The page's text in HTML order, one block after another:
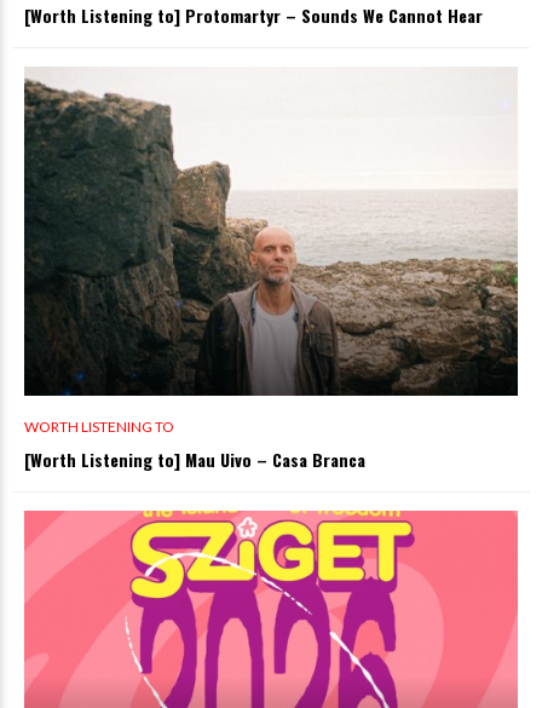
[Worth Listening to] Protomartyr – Sounds We Cannot Hear
WORTH LISTENING TO
[Worth Listening to] Mau Uivo – Casa Branca